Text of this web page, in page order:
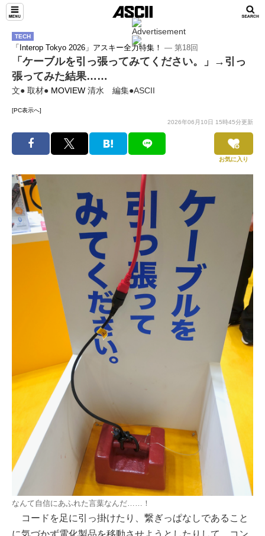
TECH
「Interop Tokyo 2026」アスキー全力特集！ ― 第18回
「ケーブルを引っ張ってみてください。」→引っ
張ってみた結果……
文● 取材● MOVIEW 清水 編集●ASCII
[PC表示へ]
2026年06月10日 15時45分更新
お気に入り
なんて自信にあふれた言葉なんだ……！
コードを足に引っ掛けたり、繋ぎっぱなしであること
に気づかず電化製品を移動させようとしたりして、コン